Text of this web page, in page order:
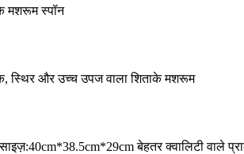
मशरूम स्पॉन
स्थिर और उच्च उपज वाला शिताके मशरूम
बेहतर क्वालिटी वाले